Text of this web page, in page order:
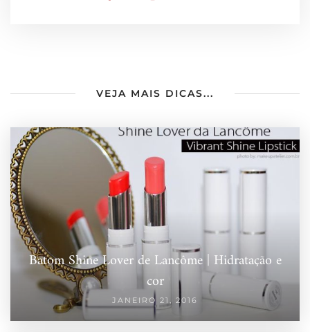
VEJA MAIS DICAS...
Batom Shine Lover de Lancôme | Hidratação e
cor
JANEIRO 21, 2016